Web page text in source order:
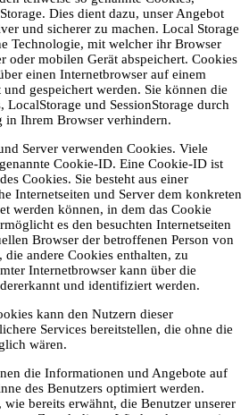
Dies dient dazu, unser Angebot
und sicherer zu machen. Local Storage
Technologie, mit welcher ihr Browser
oder mobilen Gerät abspeichert. Cookies
einen Internetbrowser auf einem
gespeichert werden. Sie können die
und SessionStorage durch
in Ihrem Browser verhindern.
Server verwenden Cookies. Viele
Cookie-ID. Eine Cookie-ID ist
Cookies. Sie besteht aus einer
Internetseiten und Server dem konkreten
werden können, in dem das Cookie
es den besuchten Internetseiten
Browser der betroffenen Person von
andere Cookies enthalten, zu
Internetbrowser kann über die
und identifiziert werden.
kann den Nutzern dieser
Services bereitstellen, die ohne die
wären.
die Informationen und Angebote auf
des Benutzers optimiert werden.
bereits erwähnt, die Benutzer unserer